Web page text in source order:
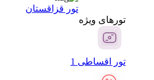
تور قزاقستان
تور‌های ویژه
تور اقساطی 1